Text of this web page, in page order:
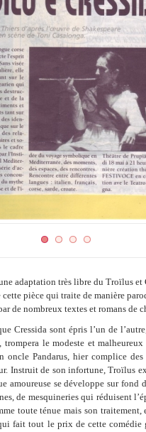
très libre du Troïlus et
pièce qui traite de manière
de nombreux textes et romans de
Cressida sont épris l’un de
trompera le modeste et
oncle Pandarus, hier complice des
Instruit de son infortune, Troïlus
amoureuse se développe sur fond
de mesquineries qui réduisent
toute ténue mais son
fait tout le prix de cette comédie